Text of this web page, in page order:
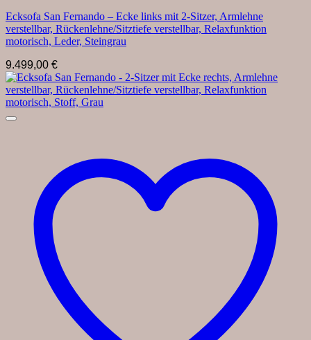
Ecksofa San Fernando – Ecke links mit 2-Sitzer, Armlehne
verstellbar, Rückenlehne/Sitztiefe verstellbar, Relaxfunktion
motorisch, Leder, Steingrau
9.499,00 €